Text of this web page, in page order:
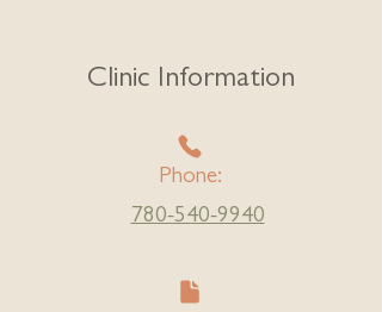
Clinic Information
Phone:
780-540-9940